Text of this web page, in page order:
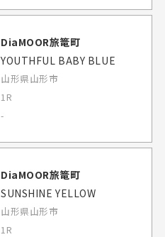
DiaMOOR旅篭町
YOUTHFUL BABY BLUE
山形県山形市
1R
-
DiaMOOR旅篭町
SUNSHINE YELLOW
山形県山形市
1R